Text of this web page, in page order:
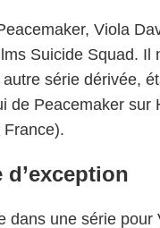
Viola
Suicide Squad. Il
série dérivée,
de Peacemaker sur
dans une série pour